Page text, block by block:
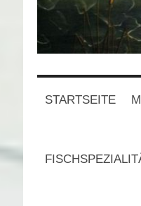
STARTSEITE